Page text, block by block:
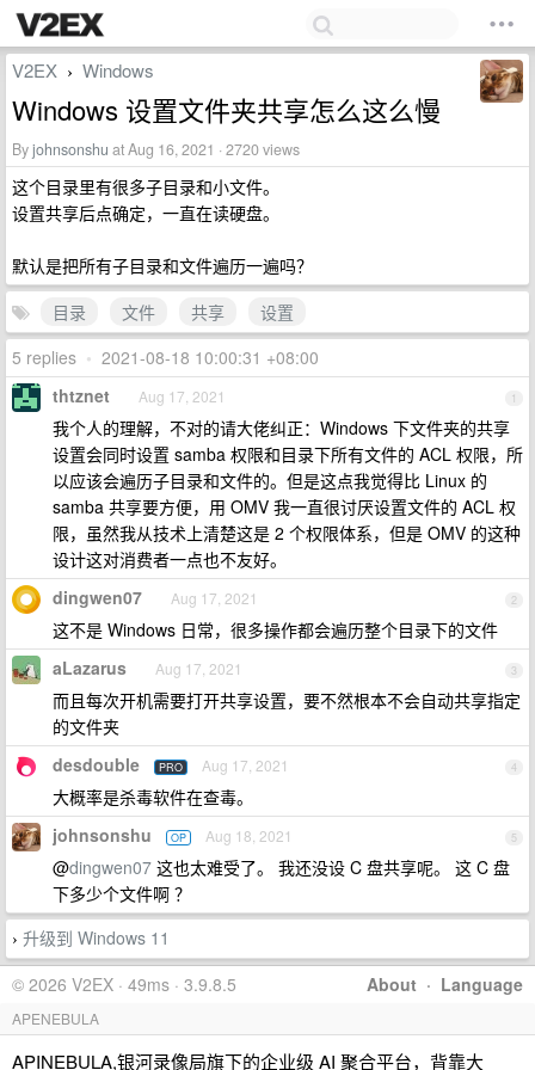
V2EX › Windows
Windows 设置文件夹共享怎么这么慢
Byjohnsonshu at Aug 16, 2021 · 2720 views
这个目录里有很多子目录和小文件。
设置共享后点确定，一直在读硬盘。
默认是把所有子目录和文件遍历一遍吗？
目录
文件 共享
设置
5 replies • 2021-08-18 10:00:31 +08:00
1
thtznet Aug 17, 2021
我个人的理解，不对的请大佬纠正：Windows 下文件夹的共享
设置会同时设置 samba 权限和目录下所有文件的 ACL 权限，所
以应该会遍历子目录和文件的。但是这点我觉得比 Linux 的
samba 共享要方便，用 OMV 我一直很讨厌设置文件的 ACL 权
限，虽然我从技术上清楚这是 2 个权限体系，但是 OMV 的这种
设计这对消费者一点也不友好。
2
dingwen07 Aug 17, 2021
这不是 Windows 日常，很多操作都会遍历整个目录下的文件
3
aLazarus Aug 17, 2021
而且每次开机需要打开共享设置，要不然根本不会自动共享指定
的文件夹
4
desdouble PRO Aug 17, 2021
大概率是杀毒软件在查毒。
5
johnsonshu OP Aug 18, 2021
@dingwen07 这也太难受了。 我还没设 C 盘共享呢。 这 C 盘
下多少个文件啊 ？
› 升级到 Windows 11
About · Language
© 2026 V2EX · 49ms · 3.9.8.5
APENEBULA
APINEBULA,银河录像局旗下的企业级 AI 聚合平台，背靠大